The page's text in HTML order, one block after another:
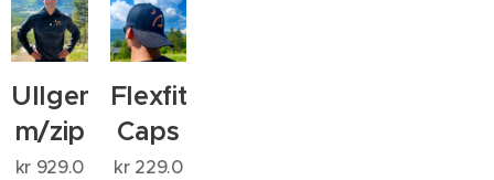
Ullgenser
m/zip
kr 929.0
Flexfit
Caps
kr 229.0